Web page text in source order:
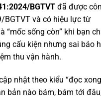
BGTVTđã được
BGTVT và có hiệu lực từ
“mốc sống còn” khi bạn
cấu kiện nhưng sai báo
thu vận hành.
nhật theo kiểu “đọc
bản nào bám, bám tới